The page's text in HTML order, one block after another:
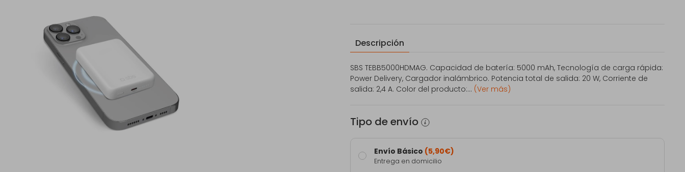
Descripción
SBS TEBB5000HDMAG. Capacidad de batería: 5000 mAh, Tecnología de carga rápida:
Power Delivery, Cargador inalámbrico. Potencia total de salida: 20 W, Corriente de
salida: 2,4 A. Color del producto:... (Ver más)
Tipo de envío
Envío Básico (5,90€)
Entrega en domicilio